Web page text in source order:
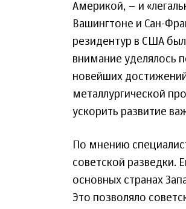
Америкой, – и
Вашингтоне и Сан-
резидентур в США
внимание уделялось
новейших
металлургической
ускорить развитие
По мнению
советской разведки.
основных странах
Это позволяло